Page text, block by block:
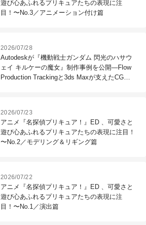
遊び心あふれるプリキュアたちの表現に注
目！〜No.3／アニメーション付け篇
2026/07/28
Autodeskが『機動戦士ガンダム 閃光のハサウ
ェイ キルケーの魔女』制作事例を公開―Flow
Production Trackingと3ds Maxが支えたCG制
2026/07/23
アニメ『名探偵プリキュア！』ED 、可愛さと
遊び心あふれるプリキュアたちの表現に注目！
〜No.2／モデリング＆リギング篇
2026/07/22
アニメ『名探偵プリキュア！』ED 、可愛さと
遊び心あふれるプリキュアたちの表現に注
目！〜No.1／演出篇